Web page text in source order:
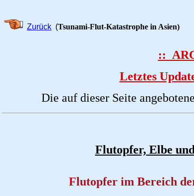
Zurück (Tsunami-Flut-Katastrophe in Asien)
::
Letztes
Die auf dieser Seite
Flutopfer, Elbe
Flutopfer im Bereich